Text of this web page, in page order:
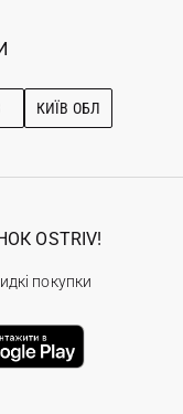
КИЇВ ОБЛ
OSTRIV!
покупки